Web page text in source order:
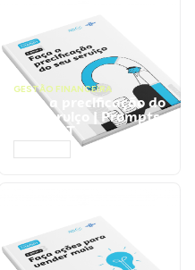
GESTÃO FINANCEIRA
Faça a precificação do
seu serviço | Prompts
ChatGPT